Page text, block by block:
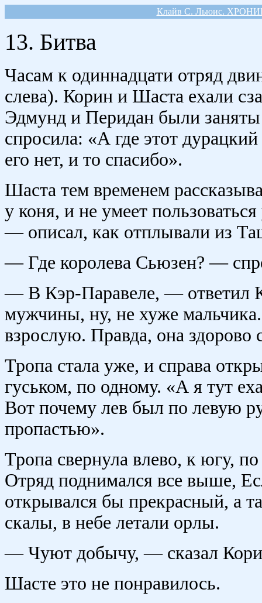
Клайв С. Льюис.
13. Битва
Часам к одиннадцати отряд
слева). Корин и Шаста ехали
Эдмунд и Перидан были
спросила: «А где этот
его нет, и то спасибо».
Шаста тем временем
у коня, и не умеет
— описал, как отплывали из
— Где королева Сьюзен? —
— В Кэр-Паравеле, —
мужчины, ну, не хуже
взрослую. Правда, она здорово
Тропа стала уже, и справа
гуськом, по одному. «А я тут
Вот почему лев был по левую
пропастью».
Тропа свернула влево, к югу,
Отряд поднимался все выше,
открывался бы прекрасный, а
скалы, в небе летали орлы.
— Чуют добычу, — сказал
Шасте это не понравилось.